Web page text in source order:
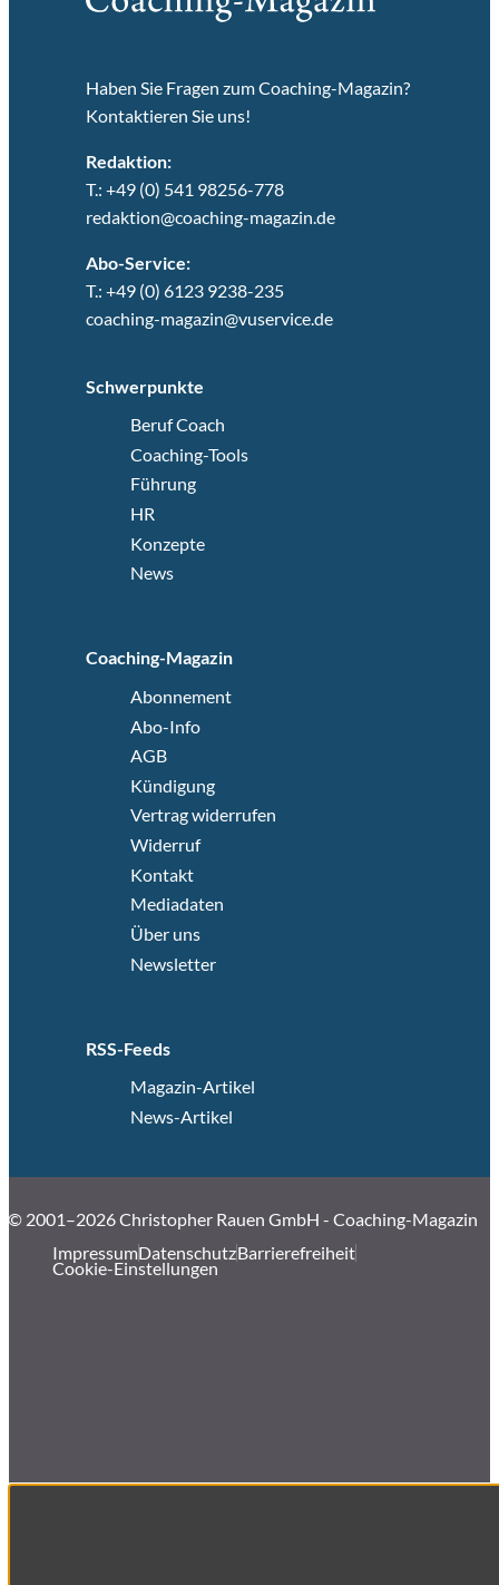
Haben Sie Fragen zum Coaching-Magazin?
Kontaktieren Sie uns!
Redaktion:
T.: +49 (0) 541 98256-778
redaktion@coaching-magazin.de
Abo-Service:
T.: +49 (0) 6123 9238-235
coaching-magazin@vuservice.de
Schwerpunkte
Beruf Coach
Coaching-Tools
Führung
HR
Konzepte
News
Coaching-Magazin
Abonnement
Abo-Info
AGB
Kündigung
Vertrag widerrufen
Widerruf
Kontakt
Mediadaten
Über uns
Newsletter
RSS-Feeds
Magazin-Artikel
News-Artikel
© 2001–2026 Christopher Rauen GmbH - Coaching-Magazin
ImpressumDatenschutzBarrierefreiheit
Cookie-Einstellungen